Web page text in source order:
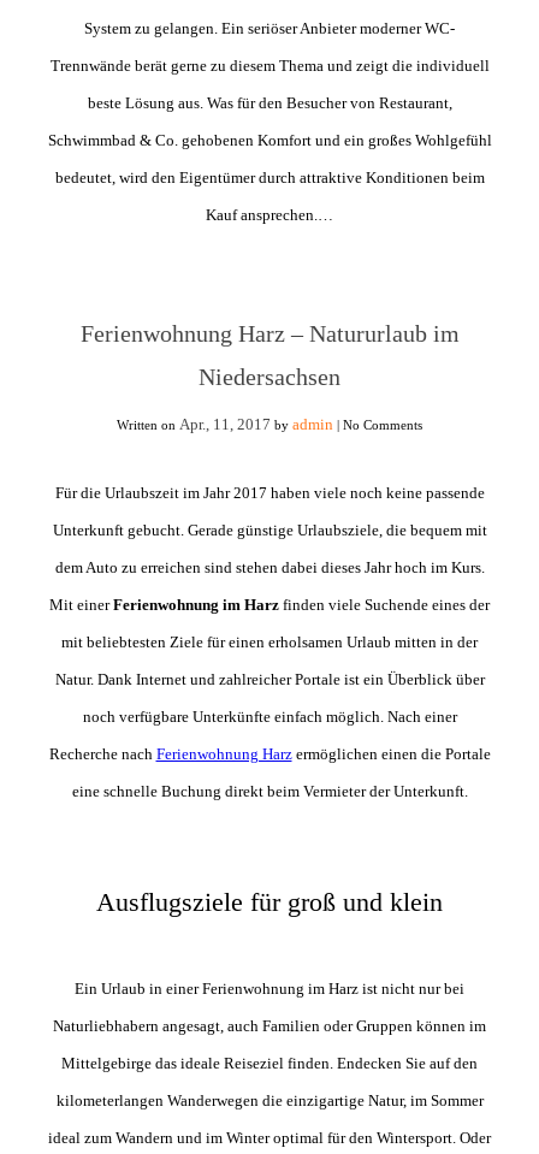
System zu gelangen. Ein seriöser Anbieter moderner WC-
Trennwände berät gerne zu diesem Thema und zeigt die individuell
beste Lösung aus. Was für den Besucher von Restaurant,
Schwimmbad & Co. gehobenen Komfort und ein großes Wohlgefühl
bedeutet, wird den Eigentümer durch attraktive Konditionen beim
Kauf ansprechen.…
Ferienwohnung Harz – Natururlaub im
Niedersachsen
Written on Apr., 11, 2017 by admin | No Comments
Für die Urlaubszeit im Jahr 2017 haben viele noch keine passende
Unterkunft gebucht. Gerade günstige Urlaubsziele, die bequem mit
dem Auto zu erreichen sind stehen dabei dieses Jahr hoch im Kurs.
Mit einerFerienwohnung im Harz finden viele Suchende eines der
mit beliebtesten Ziele für einen erholsamen Urlaub mitten in der
Natur. Dank Internet und zahlreicher Portale ist ein Überblick über
noch verfügbare Unterkünfte einfach möglich. Nach einer
Recherche nach Ferienwohnung Harzermöglichen einen die Portale
eine schnelle Buchung direkt beim Vermieter der Unterkunft.
Ausflugsziele für groß und klein
Ein Urlaub in einer Ferienwohnung im Harz ist nicht nur bei
Naturliebhabern angesagt, auch Familien oder Gruppen können im
Mittelgebirge das ideale Reiseziel finden. Endecken Sie auf den
kilometerlangen Wanderwegen die einzigartige Natur, im Sommer
ideal zum Wandern und im Winter optimal für den Wintersport. Oder